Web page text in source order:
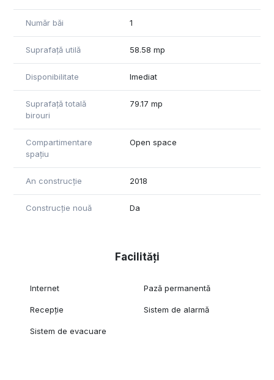
Număr băi 1
Suprafață utilă 58.58 mp
Disponibilitate Imediat
Suprafață totală
birouri
79.17 mp
Compartimentare
spațiu
Open space
An construcție 2018
Construcție nouă Da
Facilități
Internet Pază permanentă
Recepție Sistem de alarmă
Sistem de evacuare